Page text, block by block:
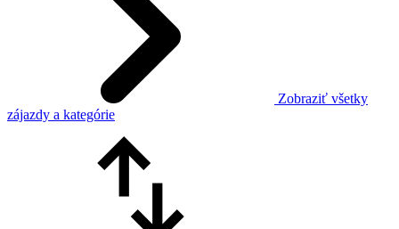
Zobraziť všetky
zájazdy a kategórie